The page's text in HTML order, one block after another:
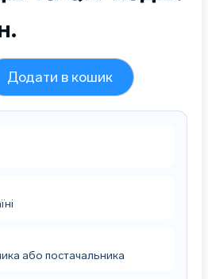
Додати в кошик
або постачальника